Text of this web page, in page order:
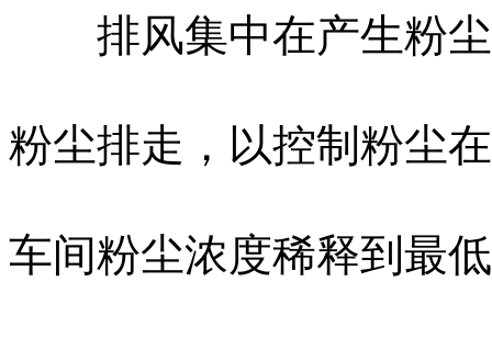
排风集中在产生粉尘
粉尘排走，以控制粉尘
车间粉尘浓度稀释到最